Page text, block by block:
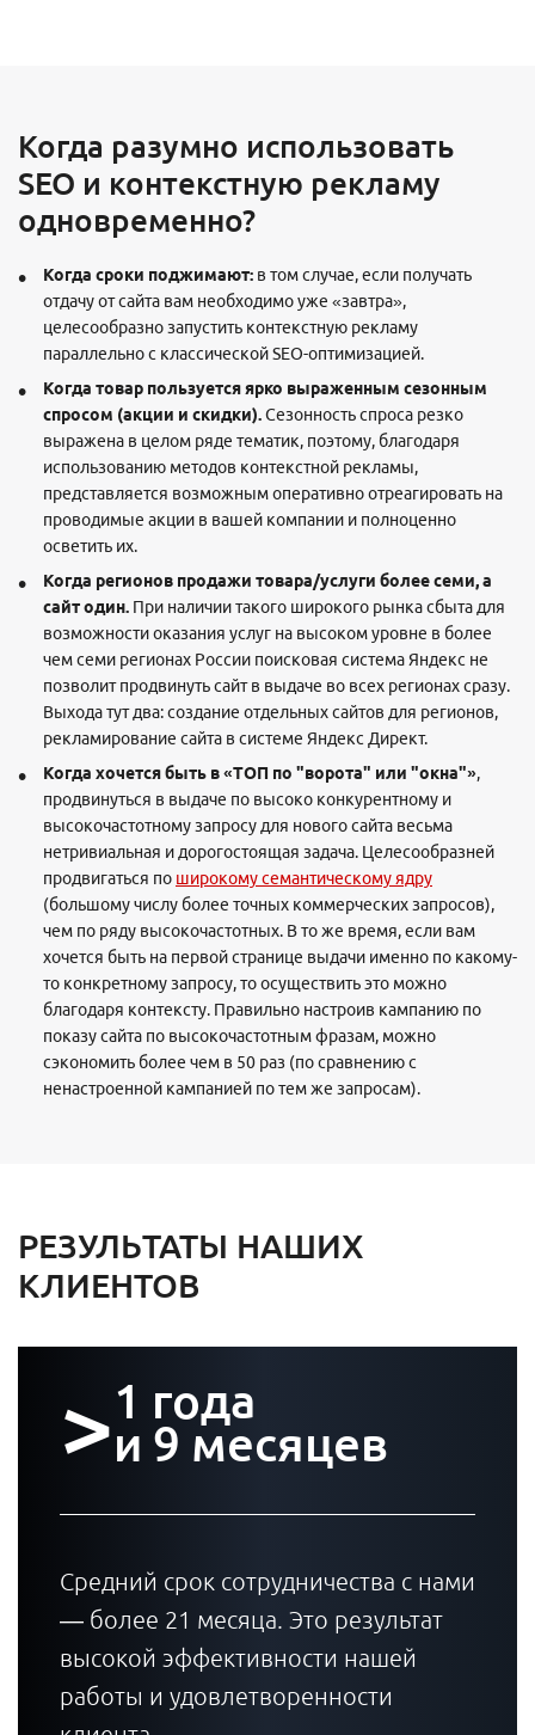
Когда разумно использовать
SEO и контекстную рекламу
одновременно?
Когда сроки поджимают: в том случае, если получать
отдачу от сайта вам необходимо уже «завтра»,
целесообразно запустить контекстную рекламу
параллельно с классической SEO-оптимизацией.
Когда товар пользуется ярко выраженным сезонным
спросом (акции и скидки).Сезонность спроса резко
выражена в целом ряде тематик, поэтому, благодаря
использованию методов контекстной рекламы,
представляется возможным оперативно отреагировать на
проводимые акции в вашей компании и полноценно
осветить их.
Когда регионов продажи товара/услуги более семи, а
сайт один. При наличии такого широкого рынка сбыта для
возможности оказания услуг на высоком уровне в более
чем семи регионах России поисковая система Яндекс не
позволит продвинуть сайт в выдаче во всех регионах сразу.
Выхода тут два: создание отдельных сайтов для регионов,
рекламирование сайта в системе Яндекс Директ.
Когда хочется быть в «ТОП по "ворота" или "окна"»,
продвинуться в выдаче по высоко конкурентному и
высокочастотному запросу для нового сайта весьма
нетривиальная и дорогостоящая задача. Целесообразней
продвигаться по широкому семантическому ядру
(большому числу более точных коммерческих запросов),
чем по ряду высокочастотных. В то же время, если вам
хочется быть на первой странице выдачи именно по какому-
то конкретному запросу, то осуществить это можно
благодаря контексту. Правильно настроив кампанию по
показу сайта по высокочастотным фразам, можно
сэкономить более чем в 50 раз (по сравнению с
ненастроенной кампанией по тем же запросам).
РЕЗУЛЬТАТЫ НАШИХ
КЛИЕНТОВ
>1 года
и 9 месяцев
Средний срок сотрудничества с нами
— более 21 месяца. Это результат
высокой эффективности нашей
работы и удовлетворенности